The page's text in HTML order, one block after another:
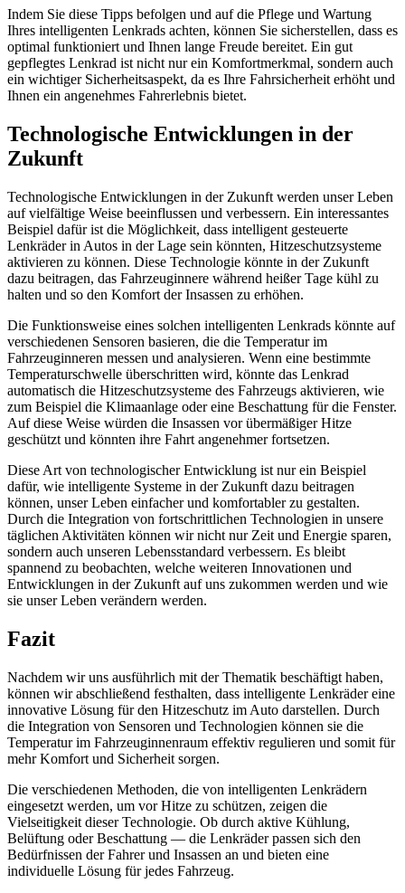
Indem Sie diese Tipps befolgen und auf die Pflege und Wartung
Ihres intelligenten Lenkrads achten, können Sie sicherstellen, dass es
optimal funktioniert und Ihnen lange Freude bereitet. Ein gut
gepflegtes Lenkrad ist nicht nur ein Komfortmerkmal, sondern auch
ein wichtiger Sicherheitsaspekt, da es Ihre Fahrsicherheit erhöht und
Ihnen ein angenehmes Fahrerlebnis bietet.
Technologische Entwicklungen in der
Zukunft
Technologische Entwicklungen in der Zukunft werden unser Leben
auf vielfältige Weise beeinflussen und verbessern. Ein interessantes
Beispiel dafür ist die Möglichkeit, dass intelligent gesteuerte
Lenkräder in Autos in der Lage sein könnten, Hitzeschutzsysteme
aktivieren zu können. Diese Technologie könnte in der Zukunft
dazu beitragen, das Fahrzeuginnere während heißer Tage kühl zu
halten und so den Komfort der Insassen zu erhöhen.
Die Funktionsweise eines solchen intelligenten Lenkrads könnte auf
verschiedenen Sensoren basieren, die die Temperatur im
Fahrzeuginneren messen und analysieren. Wenn eine bestimmte
Temperaturschwelle überschritten wird, könnte das Lenkrad
automatisch die Hitzeschutzsysteme des Fahrzeugs aktivieren, wie
zum Beispiel die Klimaanlage oder eine Beschattung für die Fenster.
Auf diese Weise würden die Insassen vor übermäßiger Hitze
geschützt und könnten ihre Fahrt angenehmer fortsetzen.
Diese Art von technologischer Entwicklung ist nur ein Beispiel
dafür, wie intelligente Systeme in der Zukunft dazu beitragen
können, unser Leben einfacher und komfortabler zu gestalten.
Durch die Integration von fortschrittlichen Technologien in unsere
täglichen Aktivitäten können wir nicht nur Zeit und Energie sparen,
sondern auch unseren Lebensstandard verbessern. Es bleibt
spannend zu beobachten, welche weiteren Innovationen und
Entwicklungen in der Zukunft auf uns zukommen werden und wie
sie unser Leben verändern werden.
Fazit
Nachdem wir uns ausführlich mit der Thematik beschäftigt haben,
können wir abschließend festhalten, dass intelligente Lenkräder eine
innovative Lösung für den Hitzeschutz im Auto darstellen. Durch
die Integration von Sensoren und Technologien können sie die
Temperatur im Fahrzeuginnenraum effektiv regulieren und somit für
mehr Komfort und Sicherheit sorgen.
Die verschiedenen Methoden, die von intelligenten Lenkrädern
eingesetzt werden, um vor Hitze zu schützen, zeigen die
Vielseitigkeit dieser Technologie. Ob durch aktive Kühlung,
Belüftung oder Beschattung — die Lenkräder passen sich den
Bedürfnissen der Fahrer und Insassen an und bieten eine
individuelle Lösung für jedes Fahrzeug.